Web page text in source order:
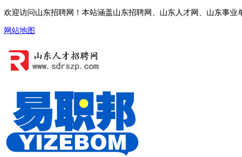
欢迎访问山东招聘网！本站涵盖山东招聘网、山东人才网、山东事
网站地图